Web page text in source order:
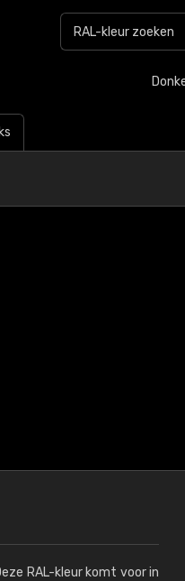
RAL-kleur komt voor in